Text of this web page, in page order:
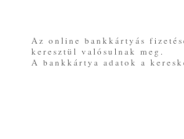
Az online bankkártyás
keresztül valósulnak meg.
A bankkártya adatok a